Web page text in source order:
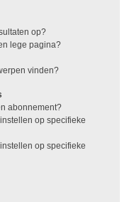
op?
lege pagina?
vinden?
abonnement?
op specifieke
op specifieke